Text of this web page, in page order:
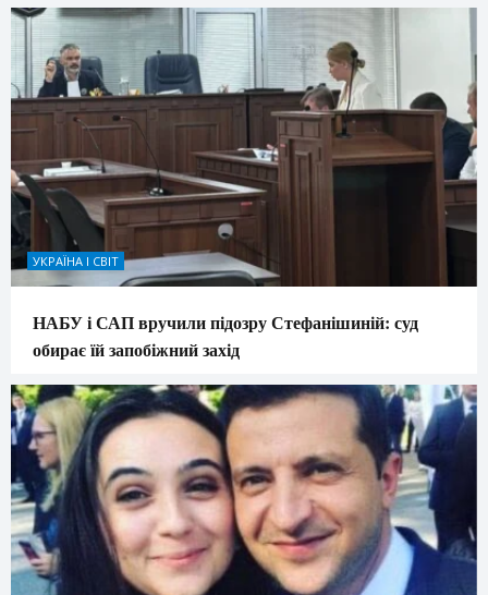
УКРАЇНА І СВІТ
НАБУ і САП вручили підозру Стефанішиній: суд
обирає їй запобіжний захід